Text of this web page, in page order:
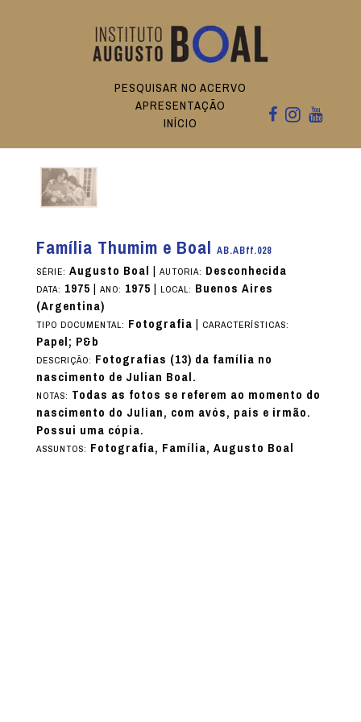
PESQUISAR NO ACERVO
APRESENTAÇÃO
INÍCIO
Família Thumim e Boal AB.ABff.028
SÉRIE: Augusto Boal | AUTORIA: Desconhecida
DATA: 1975| ANO: 1975| LOCAL: Buenos Aires
(Argentina)
TIPO DOCUMENTAL: Fotografia| CARACTERÍSTICAS:
Papel; P&b
DESCRIÇÃO: Fotografias (13) da família no
nascimento de Julian Boal.
NOTAS: Todas as fotos se referem ao momento do
nascimento do Julian, com avós, pais e irmão.
Possui uma cópia.
ASSUNTOS: Fotografia, Família, Augusto Boal